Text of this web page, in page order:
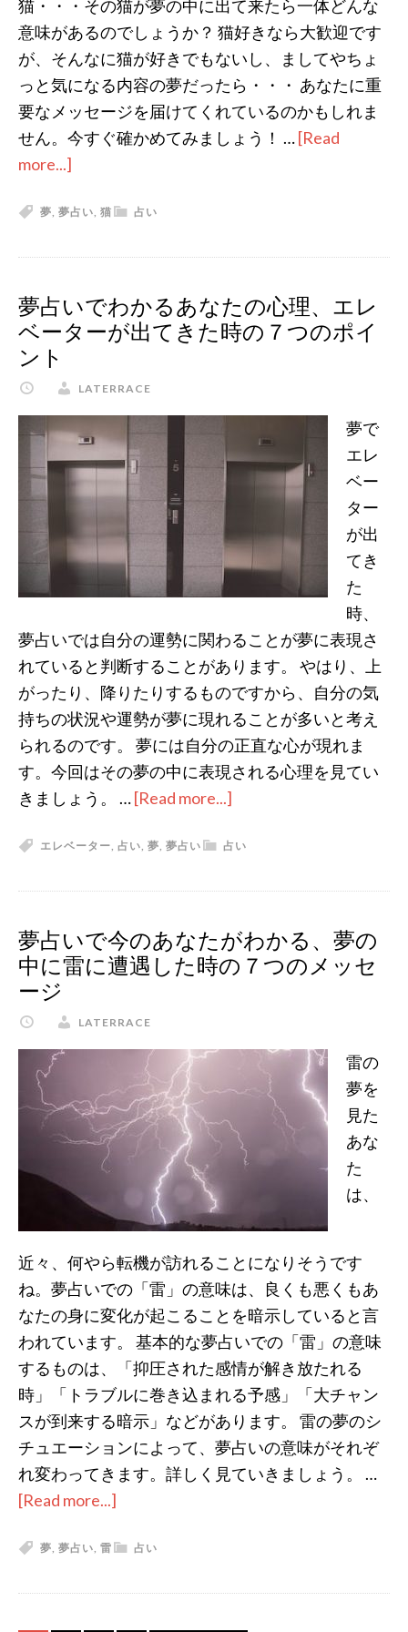
注
意
し
て
お
き
つ
ポ
イ
猫・・・その猫が夢の中に出て来たら一体どんな
意味があるのでしょうか？ 猫好きなら大歓迎です
が、そんなに猫が好きでもないし、ましてやちょ
っと気になる内容の夢だったら・・・ あなたに重
要なメッセージを届けてくれているのかもしれま
せん。今すぐ確かめてみましょう！ …[Read
more...]
占
今
の
が
か
夢
に
出
て
き
た
時
の
７
の
ン
ト
占い
夢, 夢占い, 猫
夢占いでわかるあなたの心理、エレ
ベーターが出てきた時の７つのポイ
ント
LATERRACE
夢で
エレ
ベー
ター
が出
てき
た
時、
夢占いでは自分の運勢に関わることが夢に表現さ
れていると判断することがあります。 やはり、上
がったり、降りたりするものですから、自分の気
持ちの状況や運勢が夢に現れることが多いと考え
られるのです。 夢には自分の正直な心が現れま
す。今回はその夢の中に表現される心理を見てい
きましょう。 …[Read more...]
占
わ
か
の
理、
エ
ベ
タ
ー
が
出
て
き
た
時
の
ポ
占い
エレベーター, 占い, 夢, 夢占い
夢占いで今のあなたがわかる、夢の
中に雷に遭遇した時の７つのメッセ
ージ
LATERRACE
雷の
夢を
見た
あな
た
は、
近々、何やら転機が訪れることになりそうです
ね。夢占いでの「雷」の意味は、良くも悪くもあ
なたの身に変化が起こることを暗示していると言
われています。 基本的な夢占いでの「雷」の意味
するものは、「抑圧された感情が解き放たれる
時」「トラブルに巻き込まれる予感」「大チャン
スが到来する暗示」などがあります。 雷の夢のシ
チュエーションによって、夢占いの意味がそれぞ
れ変わってきます。詳しく見ていきましょう。 …
[Read more...]
占 占い
夢, 夢占い, 雷